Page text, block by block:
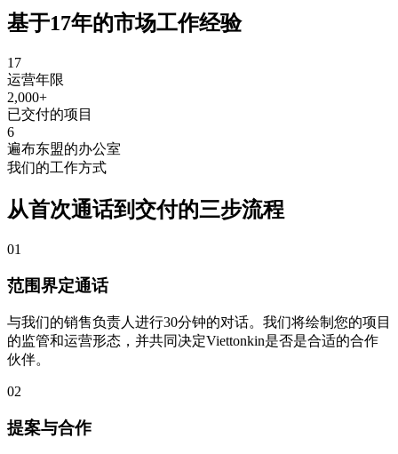
基于17年的市场工作经验
17
运营年限
2,000+
已交付的项目
6
遍布东盟的办公室
我们的工作方式
从首次通话到交付的三步流程
01
范围界定通话
与我们的销售负责人进行30分钟的对话。我们将绘制您的项目
的监管和运营形态，并共同决定Viettonkin是否是合适的合作
伙伴。
02
提案与合作